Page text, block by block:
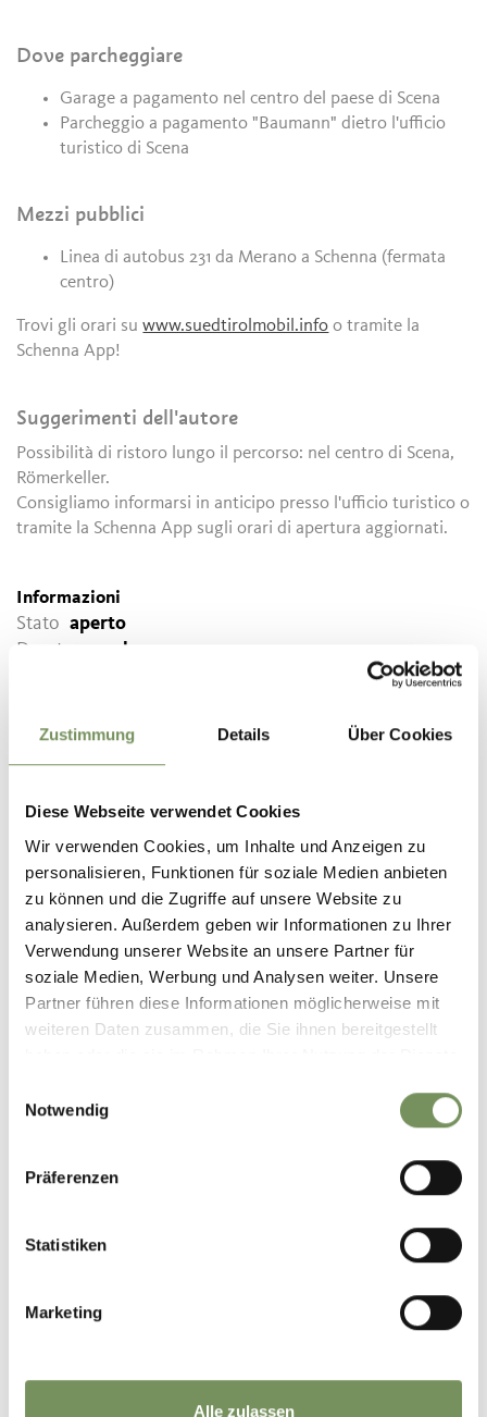
Zustimmung Details Über Cookies
Diese Webseite verwendet Cookies
Wir verwenden Cookies, um Inhalte und Anzeigen zu
personalisieren, Funktionen für soziale Medien anbieten
zu können und die Zugriffe auf unsere Website zu
analysieren. Außerdem geben wir Informationen zu Ihrer
Verwendung unserer Website an unsere Partner für
soziale Medien, Werbung und Analysen weiter. Unsere
Partner führen diese Informationen möglicherweise mit
weiteren Daten zusammen, die Sie ihnen bereitgestellt
Notwendig
Präferenzen
Statistiken
Marketing
Alle zulassen
Dove parcheggiare
Garage a pagamento nel centro del paese di Scena
Parcheggio a pagamento "Baumann" dietro l'ufficio
turistico di Scena
Mezzi pubblici
Linea di autobus 231 da Merano a Schenna (fermata
centro)
Trovi gli orari suwww.suedtirolmobil.info o tramite la
Schenna App!
Suggerimenti dell'autore
Possibilità di ristoro lungo il percorso: nel centro di Scena,
Römerkeller.
Consigliamo informarsi in anticipo presso l'ufficio turistico o
tramite la Schenna App sugli orari di apertura aggiornati.
Informazioni
Stato aperto
Durata
1:00 h
Dislivello salita
SCARICA DATI GPX
Tourismusverein Schenna
Erzherzog Johann Platz
1/D
39017 Schenna
info@schenna.com
IL CONTENUTO VI È STATO UTILE? NO